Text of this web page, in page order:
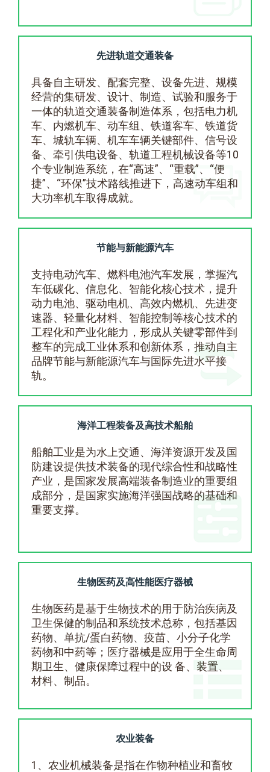
先进轨道交通装备
具备自主研发、配套完整、设备先进、规模
经营的集研发、设计、制造、试验和服务于
一体的轨道交通装备制造体系，包括电力机
车、内燃机车、动车组、铁道客车、铁道货
车、城轨车辆、机车车辆关键部件、信号设
备、牵引供电设备、轨道工程机械设备等10
个专业制造系统，在“高速”、“重载”、“便
捷”、“环保”技术路线推进下，高速动车组和
大功率机车取得成就。
节能与新能源汽车
支持电动汽车、燃料电池汽车发展，掌握汽
车低碳化、信息化、智能化核心技术，提升
动力电池、驱动电机、高效内燃机、先进变
速器、轻量化材料、智能控制等核心技术的
工程化和产业化能力，形成从关键零部件到
整车的完成工业体系和创新体系，推动自主
品牌节能与新能源汽车与国际先进水平接
轨。
海洋工程装备及高技术船舶
船舶工业是为水上交通、海洋资源开发及国
防建设提供技术装备的现代综合性和战略性
产业，是国家发展高端装备制造业的重要组
成部分，是国家实施海洋强国战略的基础和
重要支撑。
生物医药及高性能医疗器械
生物医药是基于生物技术的用于防治疾病及
卫生保健的制品和系统技术总称，包括基因
药物、单抗/蛋白药物、疫苗、小分子化学
药物和中药等；医疗器械是应用于全生命周
期卫生、健康保障过程中的设 备、装置、
材料、制品。
农业装备
1、农业机械装备是指在作物种植业和畜牧